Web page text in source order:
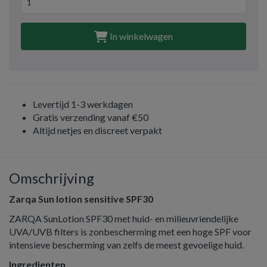
In winkelwagen
Levertijd 1-3 werkdagen
Gratis verzending vanaf €50
Altijd netjes en discreet verpakt
Omschrijving
Zarqa Sun lotion sensitive SPF30
ZARQA SunLotion SPF30 met huid- en milieuvriendelijke
UVA/UVB filters is zonbescherming met een hoge SPF voor
intensieve bescherming van zelfs de meest gevoelige huid.
Ingredienten